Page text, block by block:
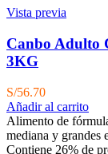
Vista previa
Canbo Adulto
3KG
S/56.70
Añadir al carrito
Alimento de
mediana y grandes
Contiene 26% de